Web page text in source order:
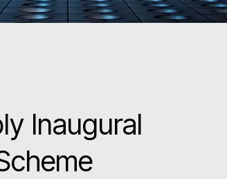
Inaugural